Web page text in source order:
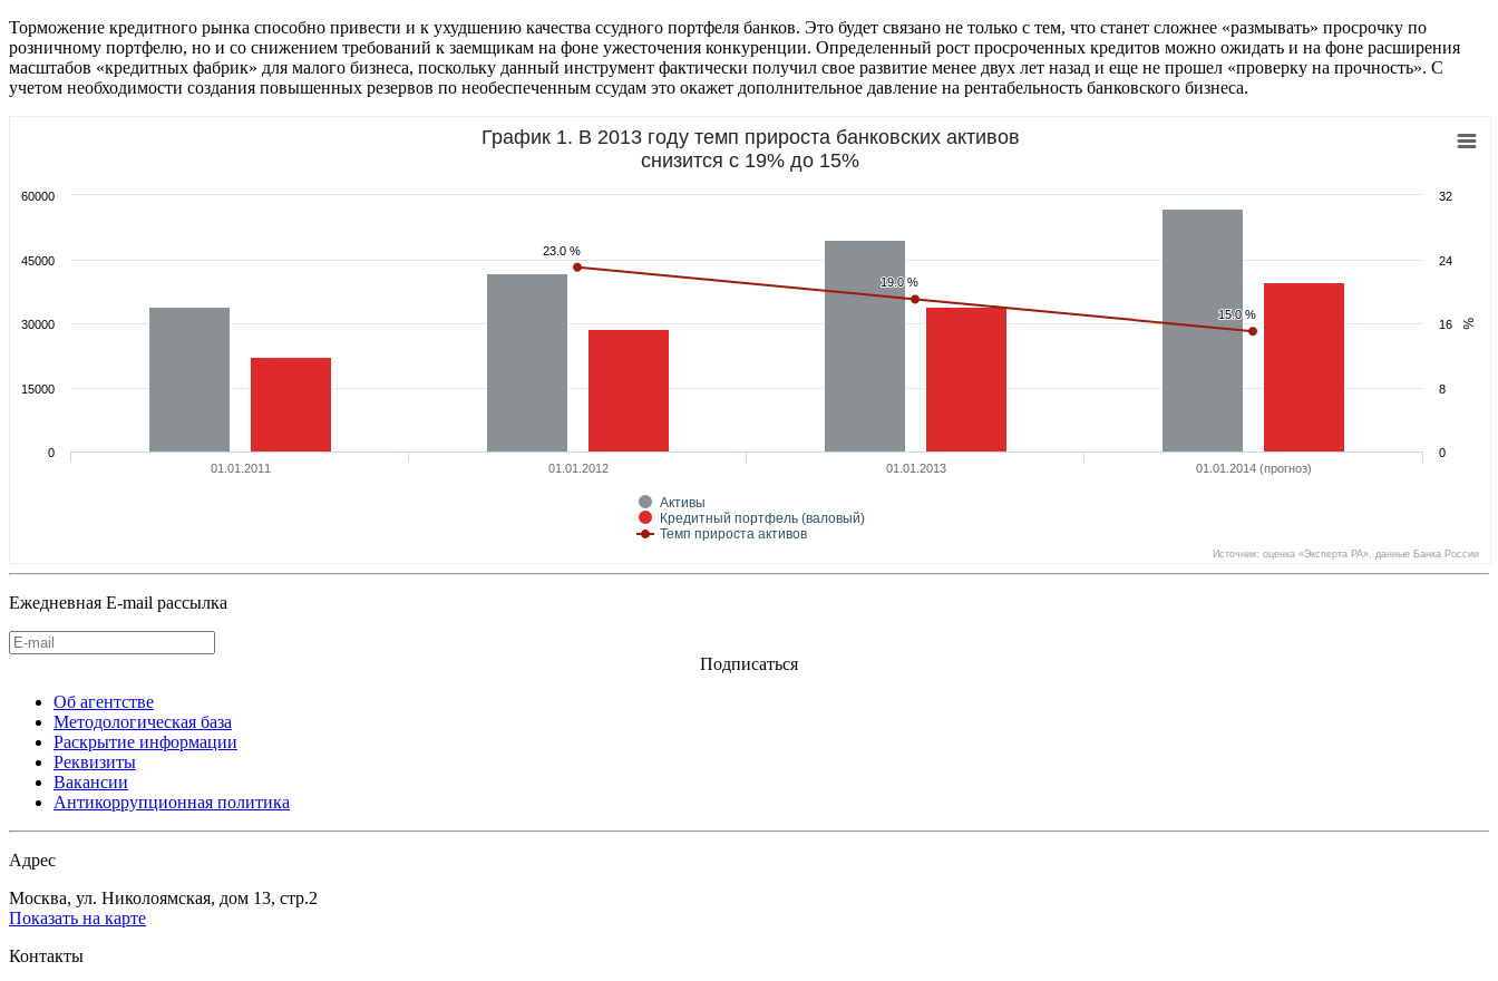
Торможение кредитного рынка способно привести и к ухудшению качества ссудного портфеля банков. Это будет связано не только с тем, что станет сложнее «размывать» просрочку по
розничному портфелю, но и со снижением требований к заемщикам на фоне ужесточения конкуренции. Определенный рост просроченных кредитов можно ожидать и на фоне расширения
масштабов «кредитных фабрик» для малого бизнеса, поскольку данный инструмент фактически получил свое развитие менее двух лет назад и еще не прошел «проверку на прочность». С
учетом необходимости создания повышенных резервов по необеспеченным ссудам это окажет дополнительное давление на рентабельность банковского бизнеса.
%
График 1. В 2013 году темп прироста банковских активов
снизится с 19% до 15%
23.0 %
23.0 %
19.0 %
19.0 %
15.0 %
15.0 %
Активы
Кредитный портфель (валовый)
Темп прироста активов
01.01.2011 01.01.2012 01.01.2013 01.01.2014 (прогноз)
0
8
16
24
32
0
15000
30000
45000
60000
Источник: оценка «Эксперта РА», данные Банка России
Ежедневная E-mail рассылка
Подписаться
Об агентстве
Методологическая база
Раскрытие информации
Реквизиты
Вакансии
Антикоррупционная политика
Адрес
Москва, ул. Николоямская, дом 13, стр.2
Показать на карте
Контакты